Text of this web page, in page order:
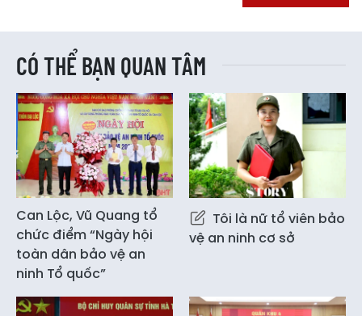
CÓ THỂ BẠN QUAN TÂM
Can Lộc, Vũ Quang tổ
chức điểm “Ngày hội
toàn dân bảo vệ an
ninh Tổ quốc”
Tôi là nữ tổ viên bảo
vệ an ninh cơ sở